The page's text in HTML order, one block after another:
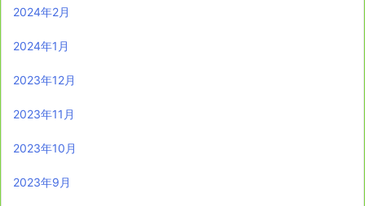
2024年2月
2024年1月
2023年12月
2023年11月
2023年10月
2023年9月